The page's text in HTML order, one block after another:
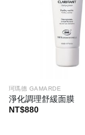
珂瑪德 GAMARDE
淨化調理舒緩面膜
NT$880